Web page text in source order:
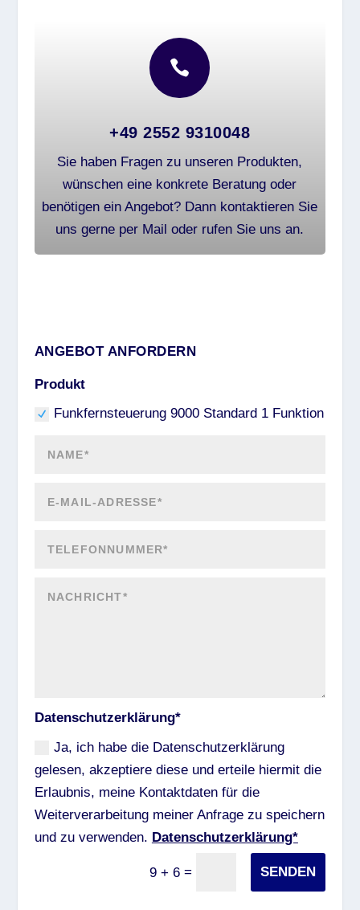

+49 2552 9310048
Sie haben Fragen zu unseren Produkten,
wünschen eine konkrete Beratung oder
benötigen ein Angebot? Dann kontaktieren Sie
uns gerne per Mail oder rufen Sie uns an.
ANGEBOT ANFORDERN
Produkt
Funkfernsteuerung 9000 Standard 1 Funktion
Datenschutzerklärung*
Ja, ich habe die Datenschutzerklärung
gelesen, akzeptiere diese und erteile hiermit die
Erlaubnis, meine Kontaktdaten für die
Weiterverarbeitung meiner Anfrage zu speichern
und zu verwenden. Datenschutzerklärung*
9 + 6 = SENDEN